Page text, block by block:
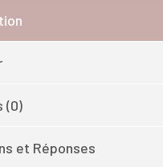
(0)
et Réponses